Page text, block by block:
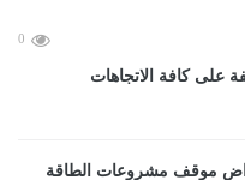
0
على كافة الاتجاهات